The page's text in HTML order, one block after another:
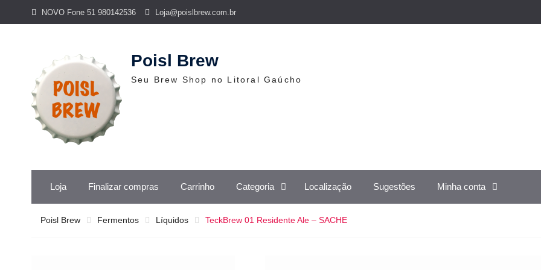
NOVO Fone 51 980142536 Loja@poislbrew.com.br
Poisl Brew
Seu Brew Shop no Litoral Gaúcho
Loja Finalizar compras Carrinho Categoria Localização Sugestões Minha conta
Poisl Brew Fermentos Líquidos TeckBrew 01 Residente Ale – SACHE